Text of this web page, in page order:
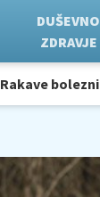
DUŠEVNO
ZDRAVJE
Rakave bolezni